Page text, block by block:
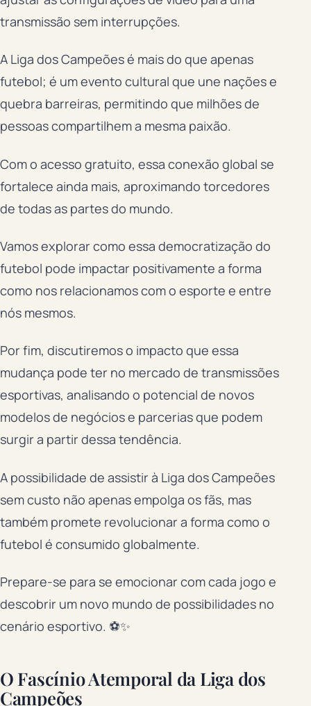
transmissão sem interrupções.
A Liga dos Campeões é mais do que apenas
futebol; é um evento cultural que une nações e
quebra barreiras, permitindo que milhões de
pessoas compartilhem a mesma paixão.
Com o acesso gratuito, essa conexão global se
fortalece ainda mais, aproximando torcedores
de todas as partes do mundo.
Vamos explorar como essa democratização do
futebol pode impactar positivamente a forma
como nos relacionamos com o esporte e entre
nós mesmos.
Por fim, discutiremos o impacto que essa
mudança pode ter no mercado de transmissões
esportivas, analisando o potencial de novos
modelos de negócios e parcerias que podem
surgir a partir dessa tendência.
A possibilidade de assistir à Liga dos Campeões
sem custo não apenas empolga os fãs, mas
também promete revolucionar a forma como o
futebol é consumido globalmente.
Prepare-se para se emocionar com cada jogo e
descobrir um novo mundo de possibilidades no
cenário esportivo. ⚽✨
O Fascínio Atemporal da Liga dos
Campeões